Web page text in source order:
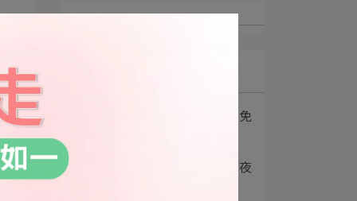
戶外咖最強後盾！夜安寧免
育兒神物推薦｜中西化學夜